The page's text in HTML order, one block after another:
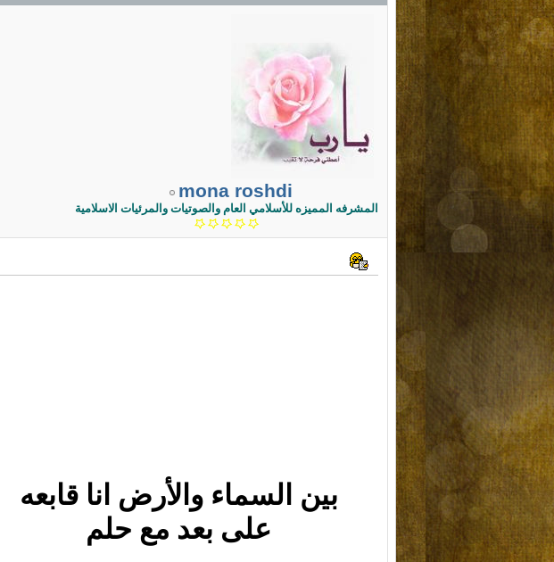
mona roshdi
المشرفه المميزه للأسلامي العام والصوتيات والمرئيات الاسلامية
بين السماء والأرض انا قابعه
على بعد مع حلم